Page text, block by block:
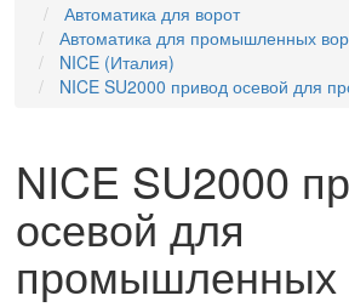
Автоматика для ворот
Автоматика для промышленных
NICE (Италия)
NICE SU2000 привод осевой для
NICE SU2000
осевой для
промышленных